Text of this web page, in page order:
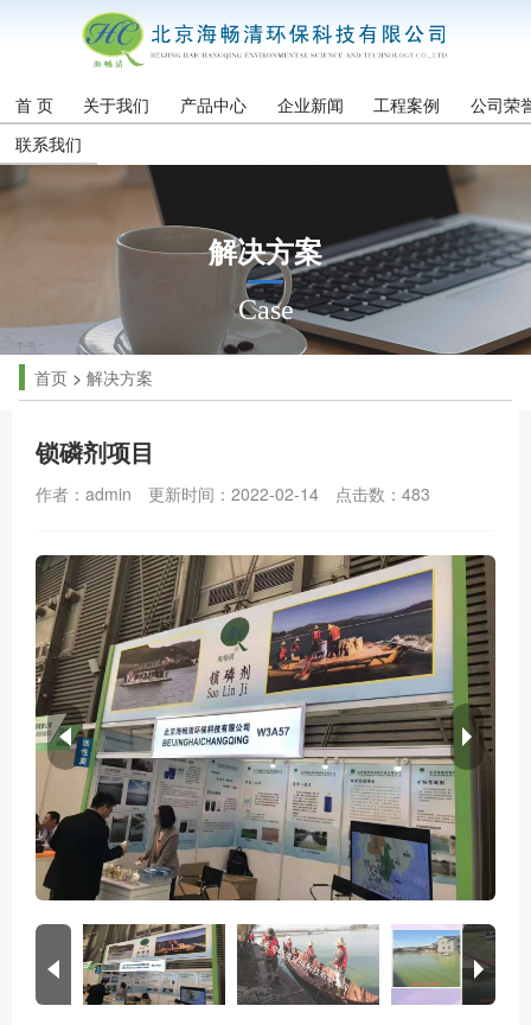
首 页 关于我们 产品中心 企业新闻 工程案例
公司荣
联系我们
解决方案
Case
首页> 解决方案
锁磷剂项目
作者：admin 更新时间：2022-02-14 点击数： 483